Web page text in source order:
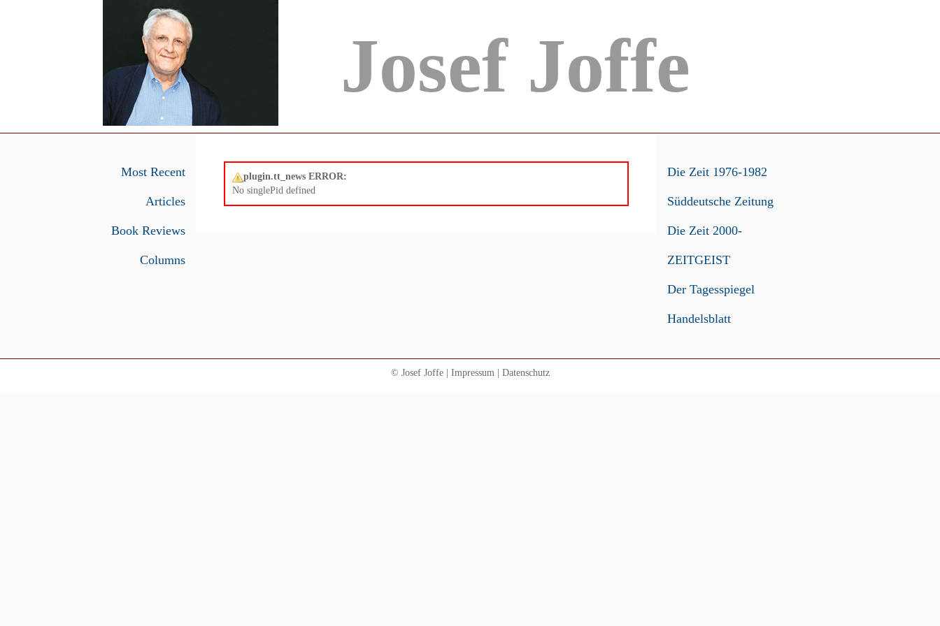
Josef Joffe
Most Recent
Articles
Book Reviews
Columns
plugin.tt_news ERROR:
No singlePid defined
Die Zeit 1976-1982
Süddeutsche Zeitung
Die Zeit 2000-
ZEITGEIST
Der Tagesspiegel
Handelsblatt
© Josef Joffe | Impressum| Datenschutz